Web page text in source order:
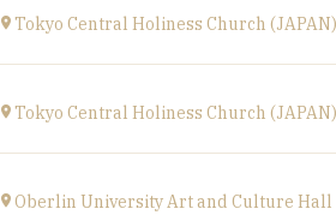
Kofu-City
at19H30
Tokyo Central Holiness Church (JAPAN)
at19H
Tokyo Central Holiness Church (JAPAN)
at14H
Oberlin University Art and Culture Hall